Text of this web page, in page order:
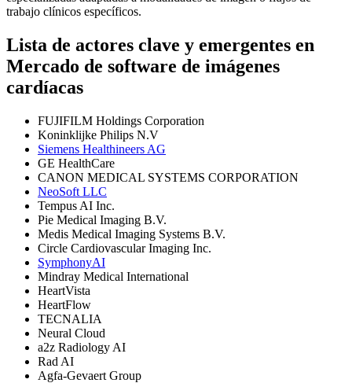
trabajo clínicos específicos.
Lista de actores clave y emergentes en
Mercado de software de imágenes
cardíacas
FUJIFILM Holdings Corporation
Koninklijke Philips N.V
Siemens Healthineers AG
GE HealthCare
CANON MEDICAL SYSTEMS CORPORATION
NeoSoft LLC
Tempus AI Inc.
Pie Medical Imaging B.V.
Medis Medical Imaging Systems B.V.
Circle Cardiovascular Imaging Inc.
SymphonyAI
Mindray Medical International
HeartVista
HeartFlow
TECNALIA
Neural Cloud
a2z Radiology AI
Rad AI
Agfa‑Gevaert Group